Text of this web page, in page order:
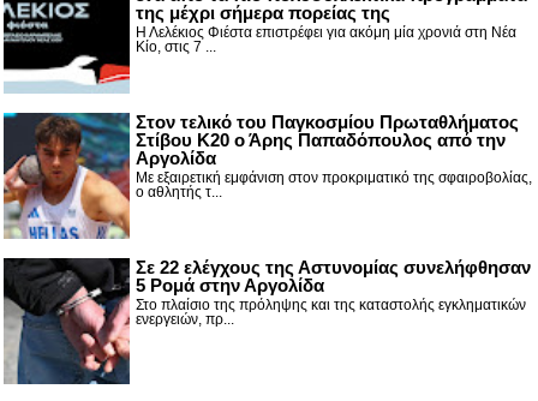
της μέχρι σήμερα πορείας της
Η Λελέκιος Φιέστα επιστρέφει για ακόμη μία χρονιά στη Νέα
Κίο, στις 7 ...
Στον τελικό του Παγκοσμίου Πρωταθλήματος
Στίβου Κ20 ο Άρης Παπαδόπουλος από την
Αργολίδα
Με εξαιρετική εμφάνιση στον προκριματικό της σφαιροβολίας,
ο αθλητής τ...
Σε 22 ελέγχους της Αστυνομίας συνελήφθησαν
5 Ρομά στην Αργολίδα
Στο πλαίσιο της πρόληψης και της καταστολής εγκληματικών
ενεργειών, πρ...